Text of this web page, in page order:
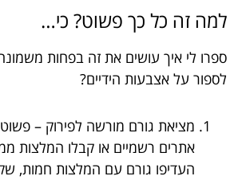
למה זה כל כך פשוט? כי…
ספרו לי איך עושים את זה בפחות
לספור על אצבעות הידיים?
מציאת גורם מורשה לפירוק –
אתרים רשמיים או קבלו המלצות
העדיפו גורם עם המלצות חמות,